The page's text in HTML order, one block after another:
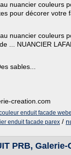
nuancier couleurs
pour décorer votre
nuancier couleurs
... NUANCIER
sables...
creation.com
enduit facade
enduit facade parex /
PRB,